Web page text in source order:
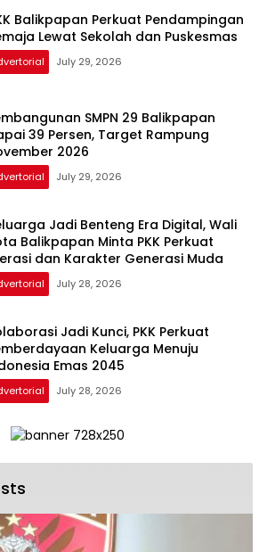
Balikpapan Perkuat Pendampingan
Lewat Sekolah dan Puskesmas
July 29, 2026
SMPN 29 Balikpapan
39 Persen, Target Rampung
2026
July 29, 2026
Jadi Benteng Era Digital, Wali
Balikpapan Minta PKK Perkuat
dan Karakter Generasi Muda
July 28, 2026
Jadi Kunci, PKK Perkuat
Keluarga Menuju
Emas 2045
July 28, 2026